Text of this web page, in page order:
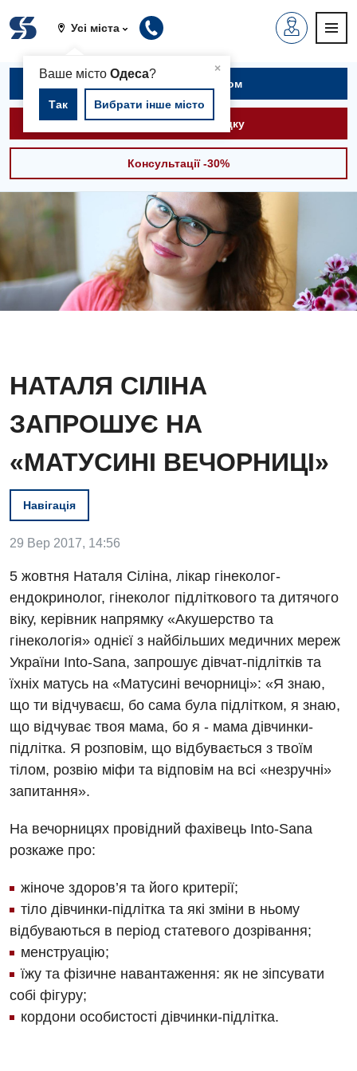
Усі міста
×
Ваше містоОдеса?
Так Вибрати інше місто
Вакансії
Заходи БПР
Інтернатура
Енциклопедія
Програма лояльності
Відгуки
Відео
Діагностичне відділення
Ендоскопічне відділення
Інструментальна діагностика
Комп’ютерна томографія
Магнітно-резонансна томографія
Мамографія
Для дорослих
Акушерство і гінекологія
Алергологія, імунологія
Андрологія
Відділ госпіталізації
Відділення кардіосудинної патології та неврології
Відділення невідкладних станів
Відділення інтенсивної терапії
Гінекологічне відділення
Денний стаціонар
Діагностичне відділення
Ендоскопічне відділення
Онкологічне відділлення
Офтальмологічне відділення
Педіатричне відділення
Терапевтичне відділення
Травматологічне відділення
Урологічне відділення
Декларування
Національний скринінг здоров’я 40+
Українська
Російська
Записатися на прийом
Викликати швидку
Консультації -30%
НАТАЛЯ СІЛІНА
ЗАПРОШУЄ НА
«МАТУСИНІ ВЕЧОРНИЦІ»
Навігація
29 Вер 2017, 14:56
5 жовтня Наталя Сіліна, лікар гінеколог-
ендокринолог, гінеколог підліткового та дитячого
віку, керівник напрямку «Акушерство та
гінекологія» однієї з найбільших медичних мереж
України Into-Sana, запрошує дівчат-підлітків та
їхніх матусь на «Матусині вечорниці»: «Я знаю,
що ти відчуваєш, бо сама була підлітком, я знаю,
що відчуває твоя мама, бо я - мама дівчинки-
підлітка. Я розповім, що відбувається з твоїм
тілом, розвію міфи та відповім на всі «незручні»
запитання».
На вечорницях провідний фахівець Into-Sana
розкаже про:
жіноче здоров’я та його критерії;
тіло дівчинки-підлітка та які зміни в ньому
відбуваються в період статевого дозрівання;
менструацію;
їжу та фізичне навантаження: як не зіпсувати
собі фігуру;
кордони особистості дівчинки-підлітка.